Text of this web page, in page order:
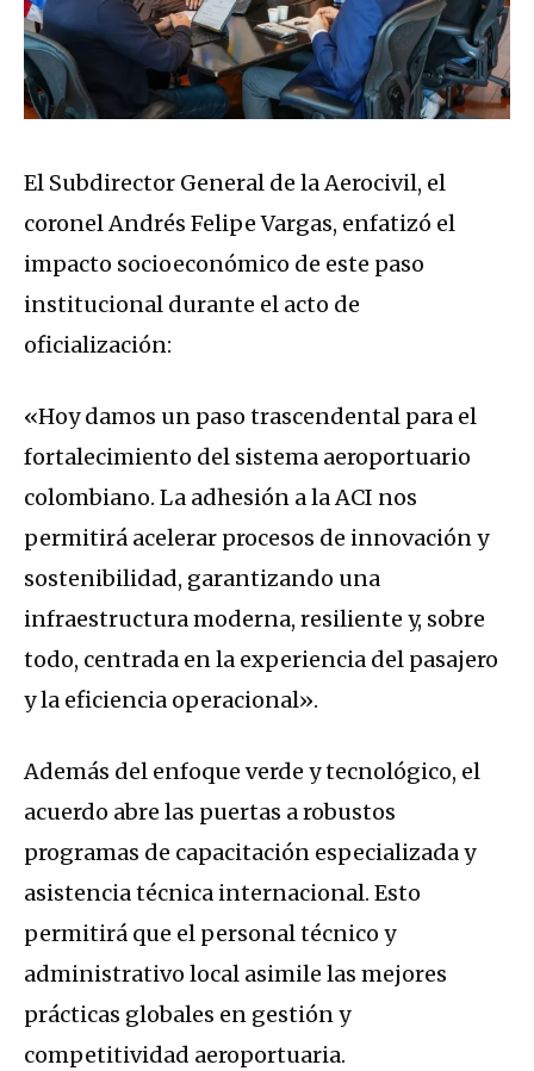
El Subdirector General de la Aerocivil, el
coronel Andrés Felipe Vargas, enfatizó el
impacto socioeconómico de este paso
institucional durante el acto de
oficialización:
«Hoy damos un paso trascendental para el
fortalecimiento del sistema aeroportuario
colombiano. La adhesión a la ACI nos
permitirá acelerar procesos de innovación y
sostenibilidad, garantizando una
infraestructura moderna, resiliente y, sobre
todo, centrada en la experiencia del pasajero
y la eficiencia operacional».
Además del enfoque verde y tecnológico, el
acuerdo abre las puertas a robustos
programas de capacitación especializada y
asistencia técnica internacional. Esto
permitirá que el personal técnico y
administrativo local asimile las mejores
prácticas globales en gestión y
competitividad aeroportuaria.